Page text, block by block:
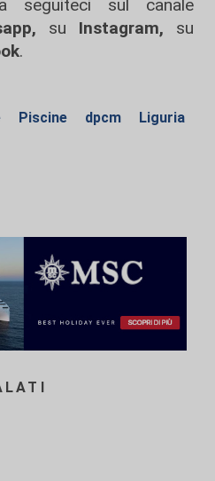
seguiteci sul canale
su Instagram, su
.
Piscine dpcm
Liguria